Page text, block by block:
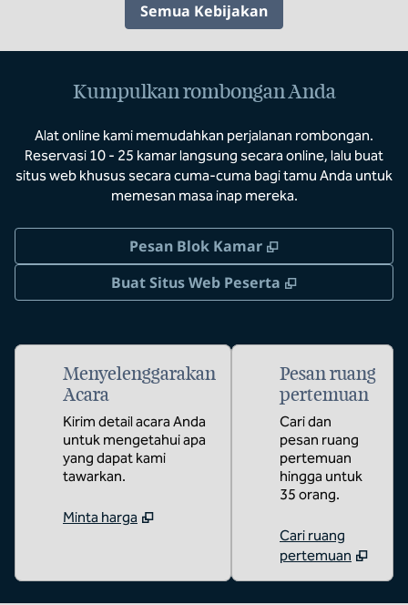
Semua Kebijakan
Kumpulkan rombongan Anda
Alat online kami memudahkan perjalanan rombongan.
Reservasi 10 - 25 kamar langsung secara online, lalu buat
situs web khusus secara cuma-cuma bagi tamu Anda untuk
memesan masa inap mereka.
Pesan Blok Kamar ,
Buat Situs Web Peserta
,
Menyelenggarakan
Acara
Kirim detail acara Anda
untuk mengetahui apa
yang dapat kami
tawarkan.
Minta harga
Pesan ruang
pertemuan
Cari dan
pesan ruang
pertemuan
hingga untuk
35 orang.
Cari ruang
pertemuan